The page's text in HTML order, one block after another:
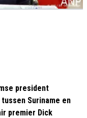
president
Suriname en
premier Dick